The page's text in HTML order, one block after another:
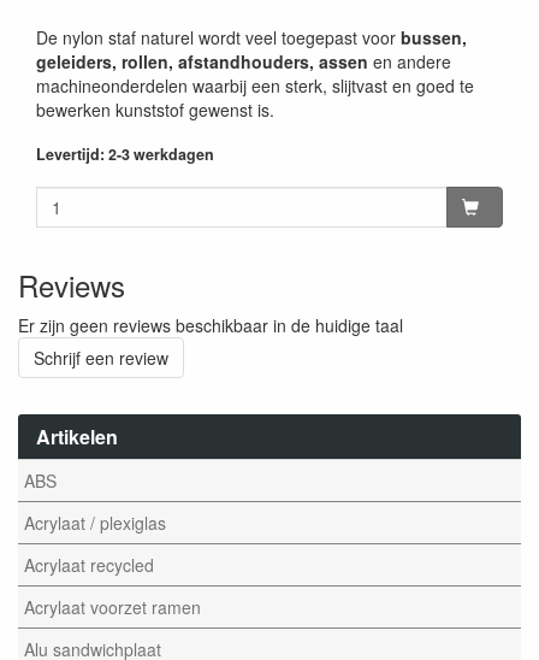
Artikelen
ABS
Acrylaat / plexiglas
Acrylaat recycled
Acrylaat voorzet ramen
Alu sandwichplaat
De nylon staf naturel wordt veel toegepast voor bussen,
geleiders, rollen, afstandhouders, assen en andere
machineonderdelen waarbij een sterk, slijtvast en goed te
bewerken kunststof gewenst is.
Levertijd: 2-3 werkdagen
Reviews
Er zijn geen reviews beschikbaar in de huidige taal
Schrijf een review